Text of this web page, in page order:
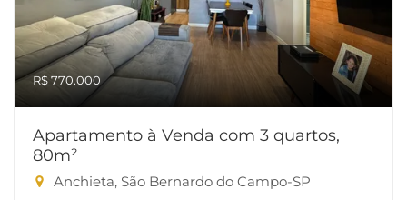
R$ 770.000
Apartamento à Venda com 3 quartos,
80m²
Anchieta, São Bernardo do Campo-SP